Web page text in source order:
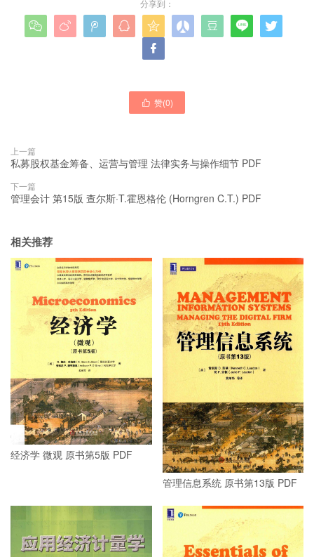
分享到：
       


 赞(0)
上一篇
私募股权基金筹备、运营与管理 法律实务与操作细节 PDF
下一篇
管理会计 第15版 查尔斯·T.霍恩格伦 (Horngren C.T.) PDF
相关推荐
经济学 微观 原书第5版 PDF
管理信息系统 原书第13版 PDF